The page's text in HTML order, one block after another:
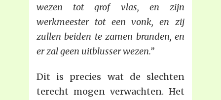
wezen tot grof vlas, en zijn
werkmeester tot een vonk, en zij
zullen beiden te zamen branden, en
er zal geen uitblusser wezen.”
Dit is precies wat de slechten
terecht mogen verwachten. Het